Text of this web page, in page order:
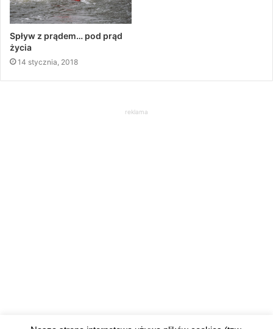
Spływ z prądem… pod prąd
życia
14 stycznia, 2018
reklama